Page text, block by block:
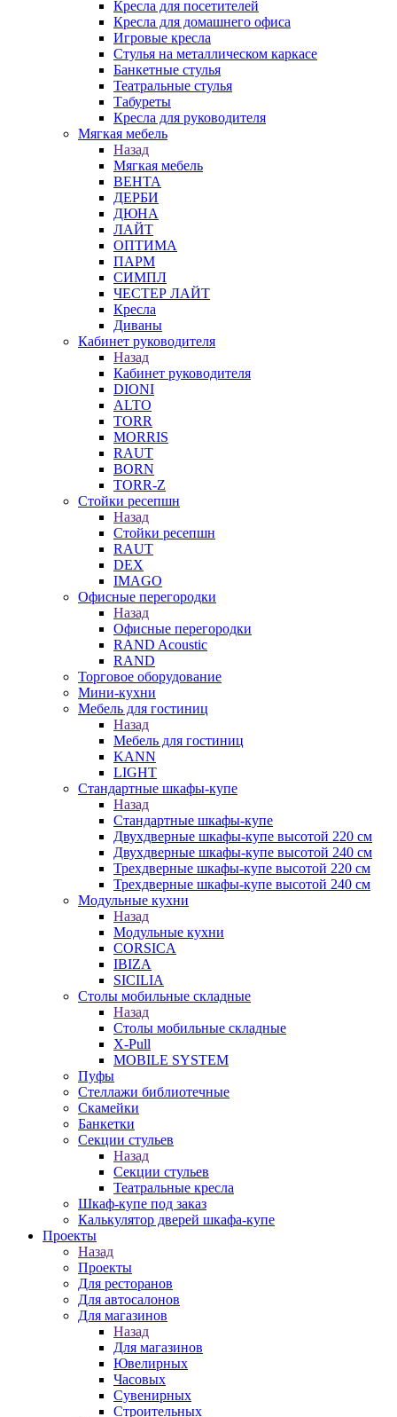
Кресла для посетителей
Кресла для домашнего офиса
Игровые кресла
Стулья на металлическом каркасе
Банкетные стулья
Театральные стулья
Табуреты
Кресла для руководителя
Мягкая мебель
Назад
Мягкая мебель
ВЕНТА
ДЕРБИ
ДЮНА
ЛАЙТ
ОПТИМА
ПАРМ
СИМПЛ
ЧЕСТЕР ЛАЙТ
Кресла
Диваны
Кабинет руководителя
Назад
Кабинет руководителя
DIONI
ALTO
TORR
MORRIS
RAUT
BORN
TORR-Z
Стойки ресепшн
Назад
Стойки ресепшн
RAUT
DEX
IMAGO
Офисные перегородки
Назад
Офисные перегородки
RAND Acoustic
RAND
Торговое оборудование
Мини-кухни
Мебель для гостиниц
Назад
Мебель для гостиниц
KANN
LIGHT
Стандартные шкафы-купе
Назад
Стандартные шкафы-купе
Двухдверные шкафы-купе высотой 220 см
Двухдверные шкафы-купе высотой 240 см
Трехдверные шкафы-купе высотой 220 см
Трехдверные шкафы-купе высотой 240 см
Модульные кухни
Назад
Модульные кухни
CORSICA
IBIZA
SICILIA
Столы мобильные складные
Назад
Столы мобильные складные
X-Pull
MOBILE SYSTEM
Пуфы
Стеллажи библиотечные
Скамейки
Банкетки
Секции стульев
Назад
Секции стульев
Театральные кресла
Шкаф-купе под заказ
Калькулятор дверей шкафа-купе
Проекты
Назад
Проекты
Для ресторанов
Для автосалонов
Для магазинов
Назад
Для магазинов
Ювелирных
Часовых
Сувенирных
Строительных